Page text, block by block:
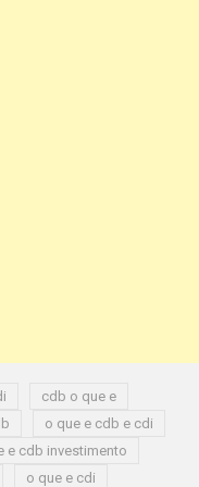
cdb o que e
o que e cdb e cdi
e cdb investimento
o que e cdi